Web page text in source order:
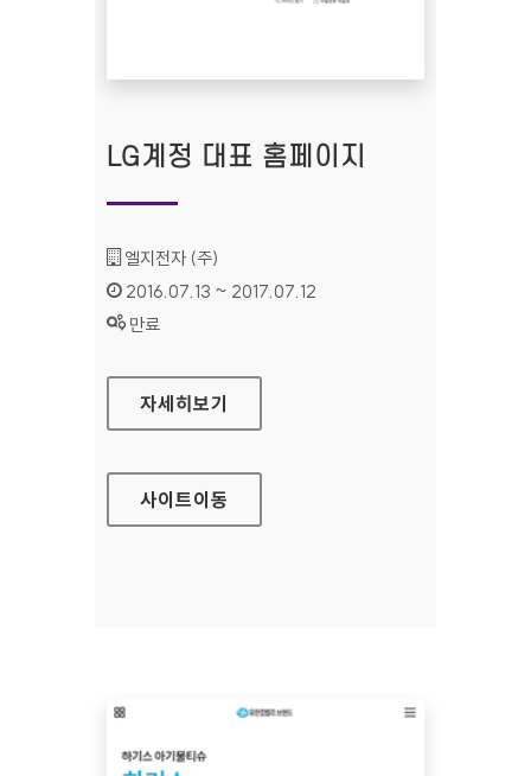
LG계정 대표 홈페이지
기관명 :
엘지전자 (주)
인증기간 :
2016.07.13 ~ 2017.07.12
상태 :
만료
LG계정 대표 홈페이지
자세히보기
사이트이동